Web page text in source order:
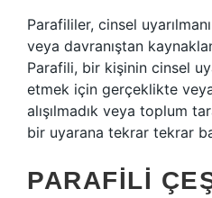
Parafililer, cinsel
veya davranıştan
Parafili, bir kişinin cinsel
etmek için gerçeklikte
alışılmadık veya toplum
bir uyarana tekrar tekrar
PARAFILI